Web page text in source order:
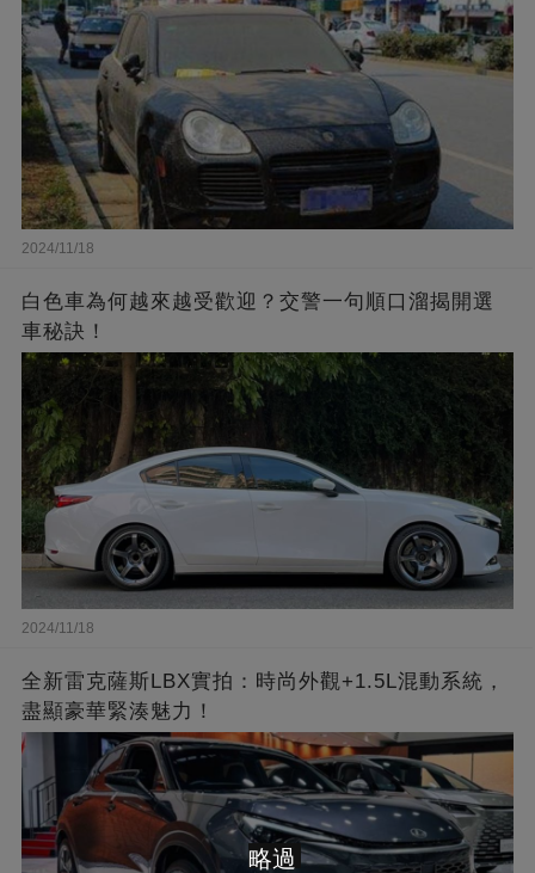
2024/11/18
白色車為何越來越受歡迎？交警一句順口溜揭開選
車秘訣！
2024/11/18
全新雷克薩斯LBX實拍：時尚外觀+1.5L混動系統，
盡顯豪華緊湊魅力！
略過